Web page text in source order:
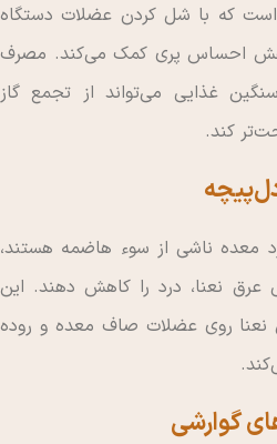
است که با شل کردن عضلات دستگاه
احساس پری کمک می‌کند. مصرف
غذایی می‌تواند از تجمع گاز
کند.
معده ناشی از سوء هاضمه هستند،
عرق نعنا، درد را کاهش دهند. این
نعنا روی عضلات صاف معده و روده